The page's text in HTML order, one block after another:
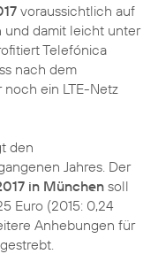
voraussichtlich auf
und damit leicht unter
Telefónica
nach dem
ein LTE-Netz
den
Jahres. Der
in Münchensoll
Euro (2015: 0,24
Anhebungen für